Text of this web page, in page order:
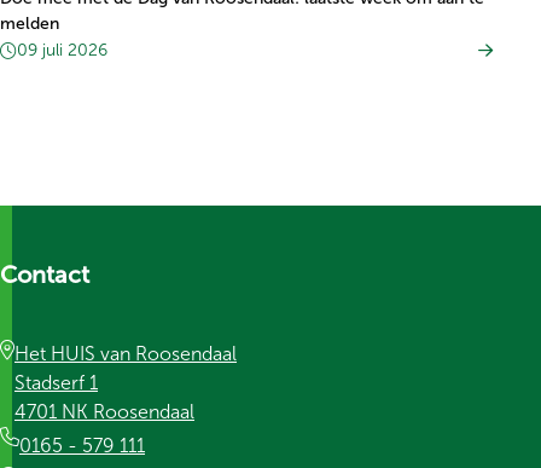
melden
09 juli 2026
Contact
Het HUIS van Roosendaal
Stadserf 1
4701 NK Roosendaal
0165 - 579 111